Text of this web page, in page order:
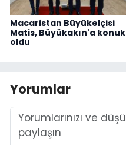
Macaristan Büyükelçisi
Matis, Büyükakın'a konuk
oldu
Yorumlar